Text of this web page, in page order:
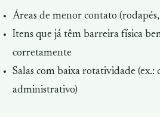
Áreas de menor contato
Itens que já têm barreira física
corretamente
Salas com baixa rotatividade (ex.:
administrativo)